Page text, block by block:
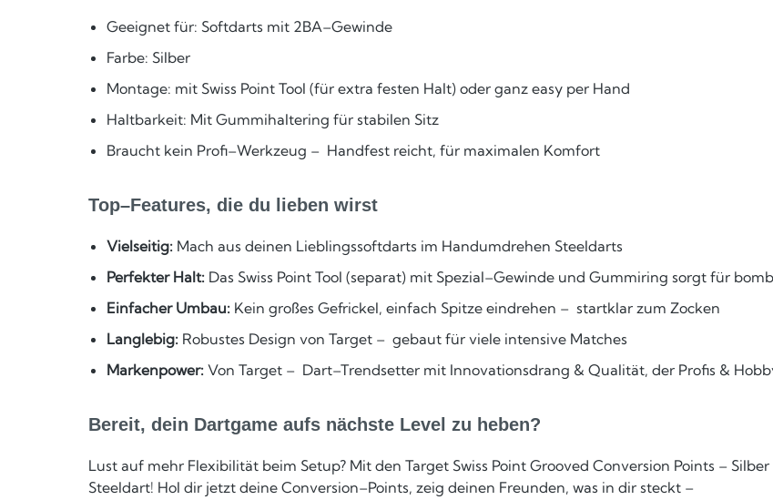
Geeignet für: Softdarts mit 2BA–Gewinde
Farbe: Silber
Montage: mit Swiss Point Tool (für extra festen Halt) oder ganz easy per Hand
Haltbarkeit: Mit Gummihaltering für stabilen Sitz
Braucht kein Profi–Werkzeug – Handfest reicht, für maximalen Komfort
Top–Features, die du lieben wirst
Vielseitig: Mach aus deinen Lieblingssoftdarts im Handumdrehen Steeldarts
Perfekter Halt: Das Swiss Point Tool (separat) mit Spezial–Gewinde und Gummiring sorgt für
Einfacher Umbau: Kein großes Gefrickel, einfach Spitze eindrehen – startklar zum Zocken
Langlebig: Robustes Design von Target – gebaut für viele intensive Matches
Markenpower: Von Target – Dart–Trendsetter mit Innovationsdrang & Qualität, der Profis &
Bereit, dein Dartgame aufs nächste Level zu heben?
Lust auf mehr Flexibilität beim Setup? Mit den Target Swiss Point Grooved Conversion Points –
Steeldart! Hol dir jetzt deine Conversion–Points, zeig deinen Freunden, was in dir steckt –